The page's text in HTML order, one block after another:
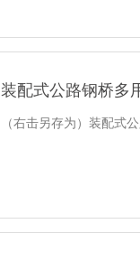
装配式公路钢桥多
（右击另存为）装配式